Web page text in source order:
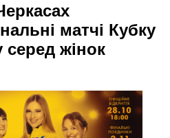
матчі Кубку
серед жінок